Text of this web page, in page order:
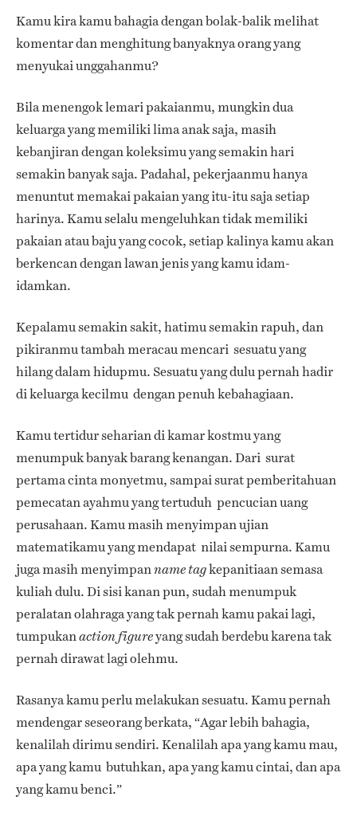
Kamu kira kamu bahagia dengan bolak-balik melihat
komentar dan menghitung banyaknya orang yang
menyukai unggahanmu?
Bila menengok lemari pakaianmu, mungkin dua
keluarga yang memiliki lima anak saja, masih
kebanjiran dengan koleksimu yang semakin hari
semakin banyak saja. Padahal, pekerjaanmu hanya
menuntut memakai pakaian yang itu-itu saja setiap
harinya. Kamu selalu mengeluhkan tidak memiliki
pakaian atau baju yang cocok, setiap kalinya kamu akan
berkencan dengan lawan jenis yang kamu idam-
idamkan.
Kepalamu semakin sakit, hatimu semakin rapuh, dan
pikiranmu tambah meracau mencari sesuatu yang
hilang dalam hidupmu. Sesuatu yang dulu pernah hadir
di keluarga kecilmu dengan penuh kebahagiaan.
Kamu tertidur seharian di kamar kostmu yang
menumpuk banyak barang kenangan. Dari surat
pertama cinta monyetmu, sampai surat pemberitahuan
pemecatan ayahmu yang tertuduh pencucian uang
perusahaan. Kamu masih menyimpan ujian
matematikamu yang mendapat nilai sempurna. Kamu
juga masih menyimpanname tagkepanitiaan semasa
kuliah dulu. Di sisi kanan pun, sudah menumpuk
peralatan olahraga yang tak pernah kamu pakai lagi,
tumpukanaction figureyang sudah berdebu karena tak
pernah dirawat lagi olehmu.
Rasanya kamu perlu melakukan sesuatu. Kamu pernah
mendengar seseorang berkata, “Agar lebih bahagia,
kenalilah dirimu sendiri. Kenalilah apa yang kamu mau,
apa yang kamu butuhkan, apa yang kamu cintai, dan apa
yang kamu benci.”